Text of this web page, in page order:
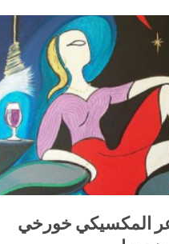
المكسيكي خورخي